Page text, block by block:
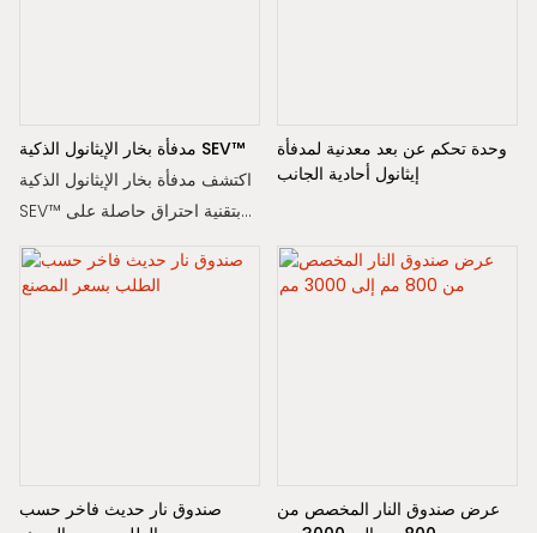
مدفأة بخار الإيثانول الذكية SEV™
اكتشف مدفأة بخار الإيثانول الذكية
SEV™ بتقنية احتراق حاصلة على
براءة اختراع. كفاءة أعلى بنسبة
15%، نظام أمان بسبعة حساسات،
وحدة تحكم عن بعد معدنية لمدفأة
إيثانول أحادية الجانب
صندوق نار حديث فاخر حسب
عرض صندوق النار المخصص من